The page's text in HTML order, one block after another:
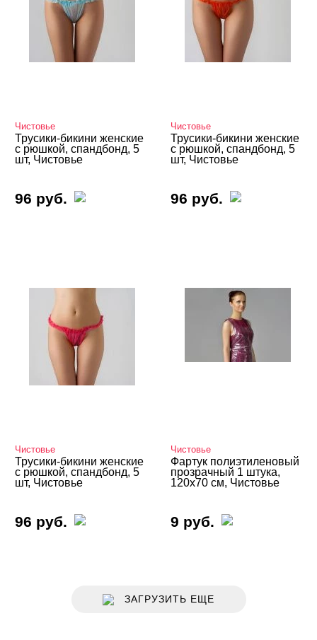
Чистовье
Трусики-бикини женские
с рюшкой, спандбонд, 5
шт, Чистовье
96 руб.
Чистовье
Трусики-бикини женские
с рюшкой, спандбонд, 5
шт, Чистовье
96 руб.
Чистовье
Трусики-бикини женские
с рюшкой, спандбонд, 5
шт, Чистовье
96 руб.
Чистовье
Фартук полиэтиленовый
прозрачный 1 штука,
120х70 см, Чистовье
9 руб.
ЗАГРУЗИТЬ ЕЩЕ